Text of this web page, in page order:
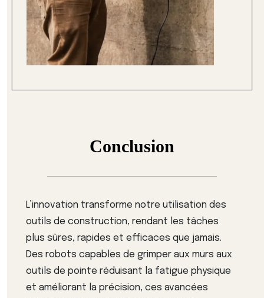
Conclusion
L’innovation transforme notre utilisation des
outils de construction, rendant les tâches
plus sûres, rapides et efficaces que jamais.
Des robots capables de grimper aux murs aux
outils de pointe réduisant la fatigue physique
et améliorant la précision, ces avancées